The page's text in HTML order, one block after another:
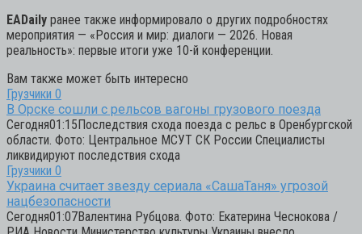
EADaily ранее также информировало о других подробностях
мероприятия — «Россия и мир: диалоги — 2026. Новая
реальность»: первые итоги уже 10-й конференции.
Вам также может быть интересно
Грузчики 0
В Орске сошли с рельсов вагоны грузового поезда
Сегодня01:15Последствия схода поезда с рельс в Оренбургской
области. Фото: Центральное МСУТ СК России Специалисты
ликвидируют последствия схода
Грузчики 0
Украина считает звезду сериала «СашаТаня» угрозой
нацбезопасности
Сегодня01:07Валентина Рубцова. Фото: Екатерина Чеснокова /